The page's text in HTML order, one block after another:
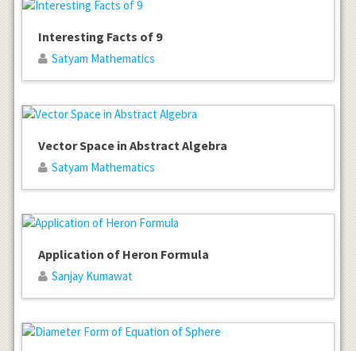
Interesting Facts of 9
Satyam Mathematics
Vector Space in Abstract Algebra
Satyam Mathematics
Application of Heron Formula
Sanjay Kumawat